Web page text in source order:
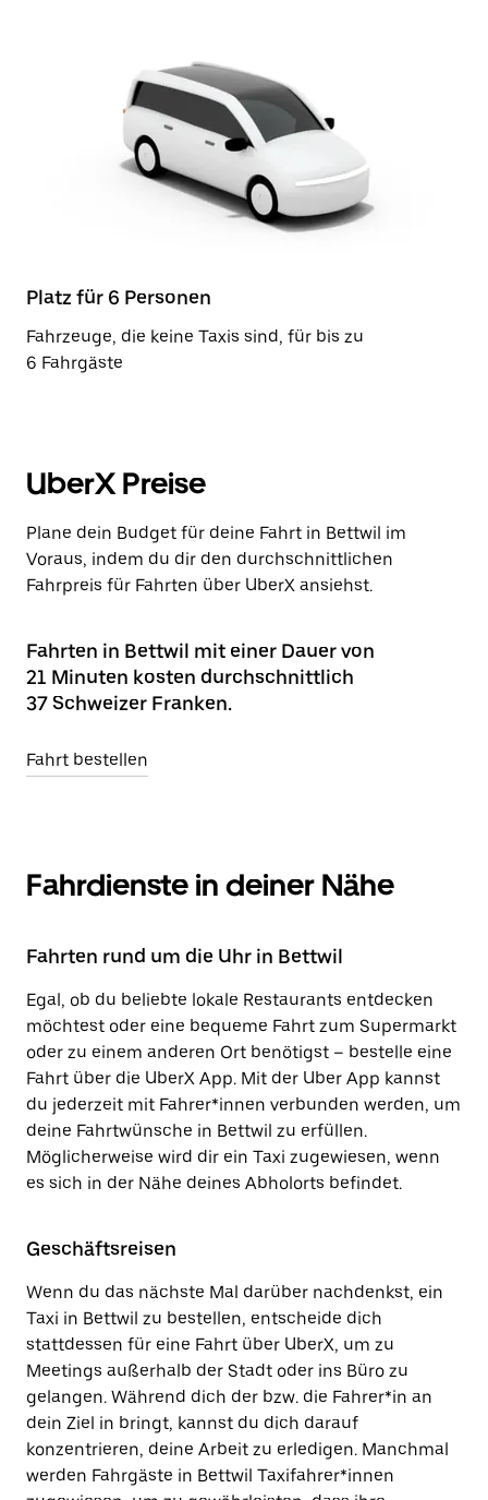
Platz für 6 Personen
Fahrzeuge, die keine Taxis sind, für bis zu
6 Fahrgäste
UberX Preise
Plane dein Budget für deine Fahrt in Bettwil im
Voraus, indem du dir den durchschnittlichen
Fahrpreis für Fahrten über UberX ansiehst.
Fahrten in Bettwil mit einer Dauer von
21 Minuten kosten durchschnittlich
37 Schweizer Franken.
Fahrt bestellen
Fahrdienste in deiner Nähe
Fahrten rund um die Uhr in Bettwil
Egal, ob du beliebte lokale Restaurants entdecken
möchtest oder eine bequeme Fahrt zum Supermarkt
oder zu einem anderen Ort benötigst – bestelle eine
Fahrt über die UberX App. Mit der Uber App kannst
du jederzeit mit Fahrer*innen verbunden werden, um
deine Fahrtwünsche in Bettwil zu erfüllen.
Möglicherweise wird dir ein Taxi zugewiesen, wenn
es sich in der Nähe deines Abholorts befindet.
Geschäftsreisen
Wenn du das nächste Mal darüber nachdenkst, ein
Taxi in Bettwil zu bestellen, entscheide dich
stattdessen für eine Fahrt über UberX, um zu
Meetings außerhalb der Stadt oder ins Büro zu
gelangen. Während dich der bzw. die Fahrer*in an
dein Ziel in bringt, kannst du dich darauf
konzentrieren, deine Arbeit zu erledigen. Manchmal
werden Fahrgäste in Bettwil Taxifahrer*innen